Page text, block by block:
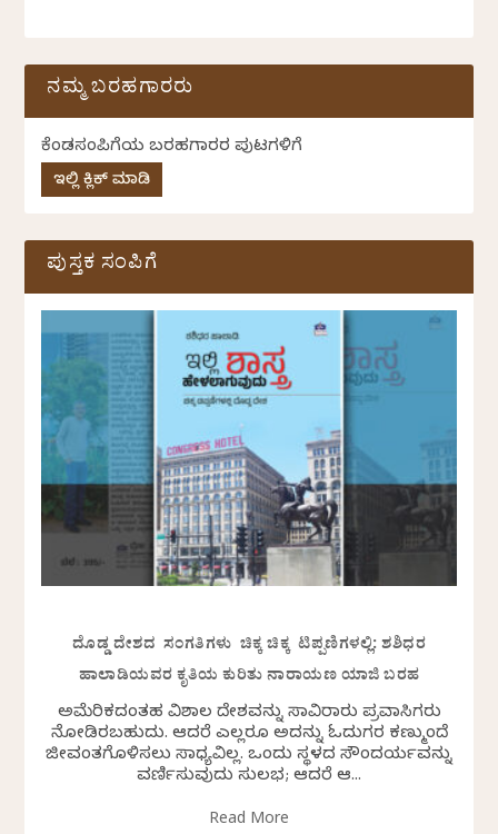
ನಮ್ಮ ಬರಹಗಾರರು
ಕೆಂಡಸಂಪಿಗೆಯ ಬರಹಗಾರರ ಪುಟಗಳಿಗೆ
ಇಲ್ಲಿ ಕ್ಲಿಕ್ ಮಾಡಿ
ಪುಸ್ತಕ ಸಂಪಿಗೆ
ದೊಡ್ಡ ದೇಶದ ಸಂಗತಿಗಳು ಚಿಕ್ಕ ಚಿಕ್ಕ ಟಿಪ್ಪಣಿಗಳಲ್ಲಿ: ಶಶಿಧರ
ಹಾಲಾಡಿಯವರ ಕೃತಿಯ ಕುರಿತು ನಾರಾಯಣ ಯಾಜಿ ಬರಹ
ಅಮೆರಿಕದಂತಹ ವಿಶಾಲ ದೇಶವನ್ನು ಸಾವಿರಾರು ಪ್ರವಾಸಿಗರು
ನೋಡಿರಬಹುದು. ಆದರೆ ಎಲ್ಲರೂ ಅದನ್ನು ಓದುಗರ ಕಣ್ಮುಂದೆ
ಜೀವಂತಗೊಳಿಸಲು ಸಾಧ್ಯವಿಲ್ಲ. ಒಂದು ಸ್ಥಳದ ಸೌಂದರ್ಯವನ್ನು
ವರ್ಣಿಸುವುದು ಸುಲಭ; ಆದರೆ ಆ...
Read More